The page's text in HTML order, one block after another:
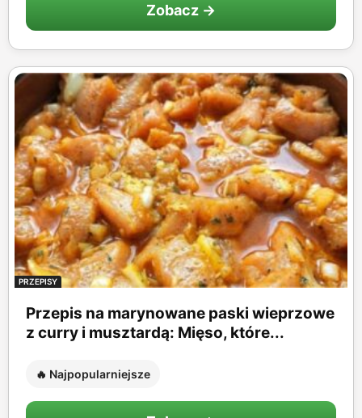
Zobacz →
PRZEPISY
Przepis na marynowane paski wieprzowe
z curry i musztardą: Mięso, które...
🔥 Najpopularniejsze